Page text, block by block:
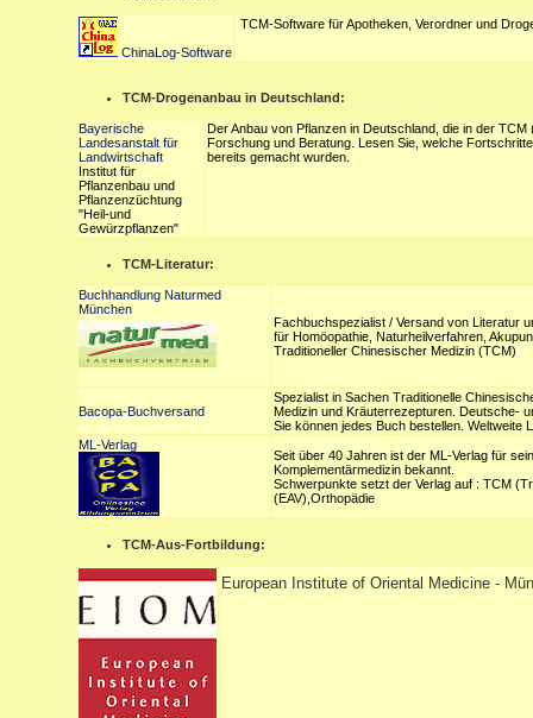
ChinaLog-Software
TCM-Software für Apotheken, Verordner und
TCM-Drogenanbau in Deutschland:
Bayerische
Landesanstalt für
Landwirtschaft
Institut für
Pflanzenbau und
Pflanzenzüchtung
"Heil-und
Gewürzpflanzen"
Der Anbau von Pflanzen in Deutschland, die in der
Forschung und Beratung. Lesen Sie, welche
bereits gemacht wurden.
TCM-Literatur:
Buchhandlung Naturmed
München
Fachbuchspezialist / Versand von Literatur
für Homöopathie, Naturheilverfahren,
Traditioneller Chinesischer Medizin (TCM)
Bacopa-Buchversand
Spezialist in Sachen Traditionelle
Medizin und Kräuterrezepturen. Deutsche-
Sie können jedes Buch bestellen. Weltweite
ML-Verlag
Seit über 40 Jahren ist der ML-Verlag für
Komplementärmedizin bekannt.
Schwerpunkte setzt der Verlag auf : TCM
(EAV),Orthopädie
TCM-Aus-Fortbildung:
European Institute of Oriental Medicine -